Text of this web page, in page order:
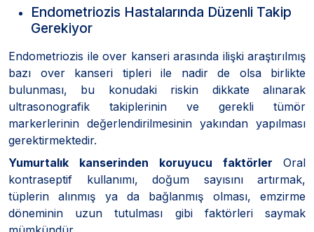
Endometriozis Hastalarında Düzenli Takip
Gerekiyor
Endometriozis ile over kanseri arasında ilişki araştırılmış
bazı over kanseri tipleri ile nadir de olsa birlikte
bulunması, bu konudaki riskin dikkate alınarak
ultrasonografik takiplerinin ve gerekli tümör
markerlerinin değerlendirilmesinin yakından yapılması
gerektirmektedir.
Yumurtalık kanserinden koruyucu faktörler Oral
kontraseptif kullanımı, doğum sayısını artırmak,
tüplerin alınmış ya da bağlanmış olması, emzirme
döneminin uzun tutulması gibi faktörleri saymak